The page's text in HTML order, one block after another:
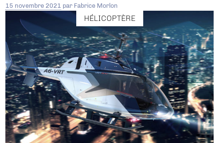
15 novembre 2021 par Fabrice Morlon
HÉLICOPTÈRE